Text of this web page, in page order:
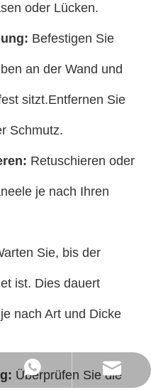
oder Lücken.
Befestigen Sie
an der Wand und
sitzt.Entfernen Sie
Schmutz.
Retuschieren oder
je nach Ihren
Sie, bis der
ist. Dies dauert
nach Art und Dicke
Überprüfen Sie die